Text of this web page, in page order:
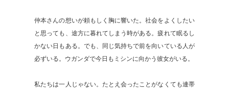
仲本さんの想いが頼もしく胸に響いた。社会をよくしたい
と思っても、途方に暮れてしまう時がある。疲れて眠るし
かない日もある。でも、同じ気持ちで前を向いている人が
必ずいる。ウガンダで今日もミシンに向かう彼女がいる。
私たちは一人じゃない。たとえ会ったことがなくても連帯